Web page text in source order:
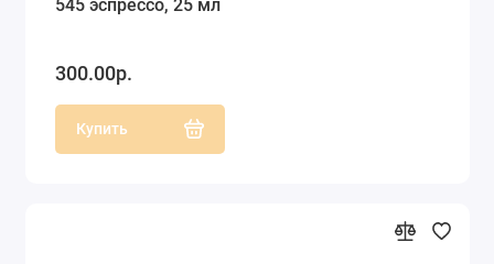
545 эспрессо, 25 мл
300.00р.
Купить